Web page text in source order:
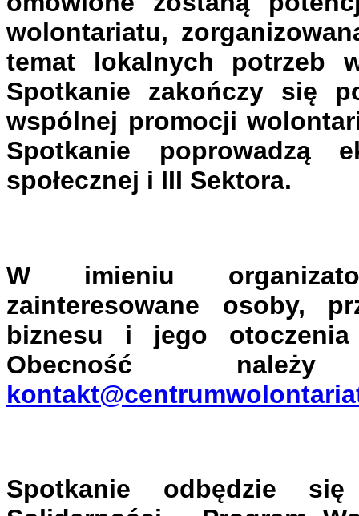
wolontariatu,
temat lokalnych potrzeb
Spotkanie zakończy się
wspólnej promocji
Spotkanie poprowadzą
społecznej i III Sektora.
W imieniu
zainteresowane osoby,
biznesu i jego otoczenia
Obecność
Spotkanie odbędzie